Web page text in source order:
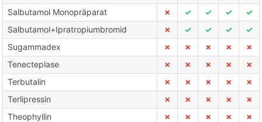
Salbutamol Monopräparat
✗ ✓ ✓ ✓
✓
Salbutamol+Ipratropiumbromid
✗ ✓ ✓ ✓
✓
Sugammadex
✗ ✗ ✗ ✗
✗
Tenecteplase
✗ ✗ ✗ ✗
✗
Terbutalin
✗ ✗ ✗ ✗
✗
Terlipressin
✗ ✗ ✗ ✗
✗
Theophyllin
✗ ✗ ✗ ✗
✗